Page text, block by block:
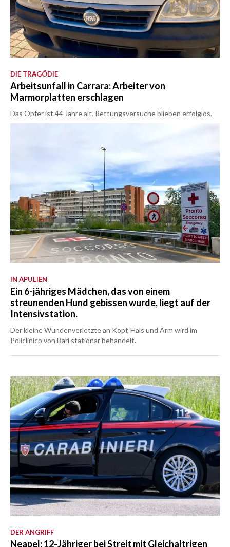
DIE TRAGÖDIE
Arbeitsunfall in Carrara: Arbeiter von
Marmorplatten erschlagen
Das Opfer ist 44 Jahre alt. Rettungsversuche blieben erfolglos.
IN APULIEN
Ein 6-jähriges Mädchen, das von einem
streunenden Hund gebissen wurde, liegt auf der
Intensivstation.
Der kleine Wundenverletzte an Kopf, Hals und Arm wird im
Policlinico von Bari stationär behandelt.
DER ANGRIFF
Neapel: 12-Jähriger bei Streit mit Gleichaltrigen